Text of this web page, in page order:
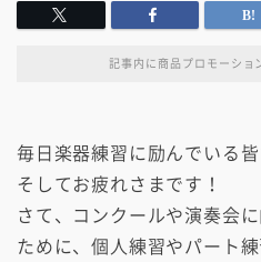
記事内に商品プロモーショ
毎日楽器練習に励んでいる皆
そしてお疲れさまです！
さて、コンクールや演奏会
ために、個人練習やパート